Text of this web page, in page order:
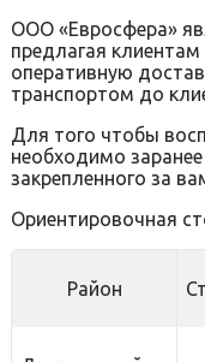
ООО «Евросфера»
предлагая
оперативную
транспортом до
Для того чтобы
необходимо
закрепленного за
Ориентировочная
Район